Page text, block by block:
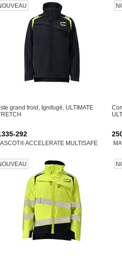
grand froid, Ignifugé, ULTIMATE
292
ACCELERATE MULTISAFE